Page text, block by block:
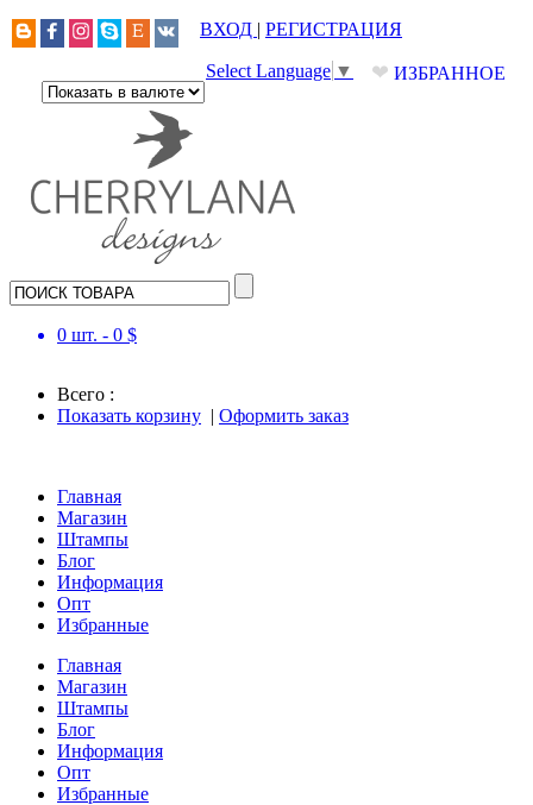
ВХОД | РЕГИСТРАЦИЯ
❤ ИЗБРАННОЕ
Select Language ▼
0 шт. - 0 $
Всего :
Показать корзину | Оформить заказ
Главная
Магазин
Штампы
Блог
Информация
Опт
Избранные
Главная
Магазин
Штампы
Блог
Информация
Опт
Избранные